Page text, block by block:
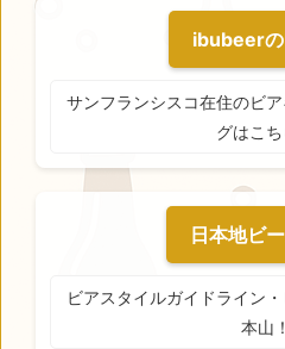
ibubeer
サンフランシスコ在住のビ
グはこち
日本地ビ
ビアスタイルガイドライン
本山！